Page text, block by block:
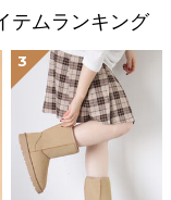
テムランキング
3